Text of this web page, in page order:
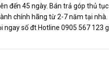
đến 45 ngày. Bán trả góp thủ
chính hãng từ 2-7 năm tại nhà.
ngay số đt Hotline 0905 567 123